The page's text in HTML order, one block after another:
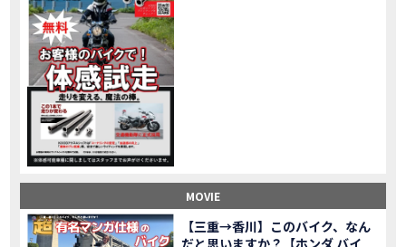
NEW BIKE 大型プレミアムツアラー「Gold Wing」 シリーズのカラーバリエーション を一部変更し発売!
NEW BIKE クルーザーモデル 「Rebel 250 S Edition」 に新色を追加し発表！
NEW BIKE 「CT125・ハンターカブ」 に新色を追加し発売！
NEW BIKE 「CB1100 EX Final Edition」「CB1100 RS Final Edition」を発売
NEW BIKE 「モンキー125」に5速トランスミッションを採用した新エンジンを搭載し発売！
NEW BIKE 「スーパーカブ C125」に環境性能を向上させた新エンジンを搭載し発売！
EVENT 【イベントレポート】2021年 7月25日 敦賀ツーリング
「ADV150」に受注期間限定のカラーリングを設定し発売！
NEW BIKE 「GB350」「GB350 S」新型ロードスポーツモデル GB350・GB350 S を発売！
MOVIE
【三重→香川】このバイク、なん